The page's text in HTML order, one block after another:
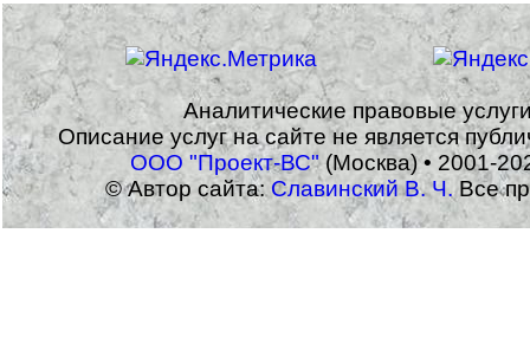
Аналитические правовые
Описание услуг на сайте не является
ООО "Проект-ВС"(Москва) • 2001-
© Автор сайта:Славинский В. Ч.Все